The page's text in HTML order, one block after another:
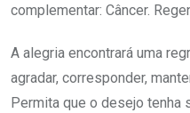
complementar: Câncer.
A alegria encontrará uma
agradar, corresponder,
Permita que o desejo tenha